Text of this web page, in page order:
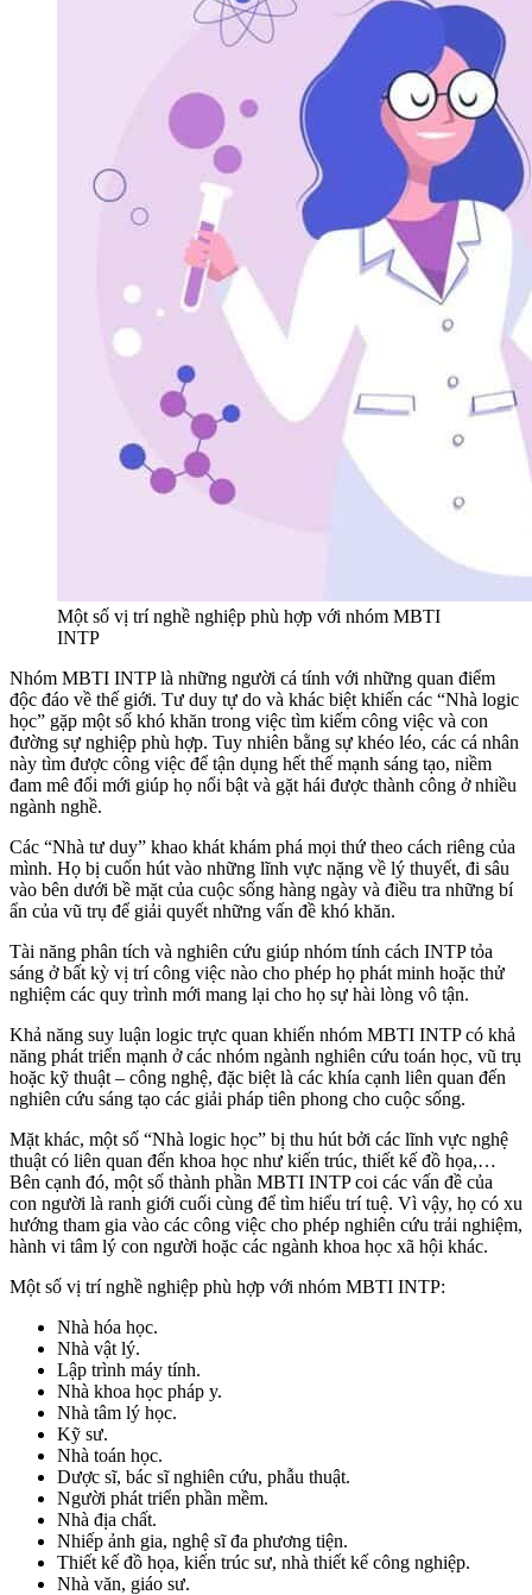
Một số vị trí nghề nghiệp phù hợp với nhóm MBTI
INTP
Nhóm MBTI INTP là những người cá tính với những quan điểm
độc đáo về thế giới. Tư duy tự do và khác biệt khiến các “Nhà logic
học” gặp một số khó khăn trong việc tìm kiếm công việc và con
đường sự nghiệp phù hợp. Tuy nhiên bằng sự khéo léo, các cá nhân
này tìm được công việc để tận dụng hết thế mạnh sáng tạo, niềm
đam mê đổi mới giúp họ nổi bật và gặt hái được thành công ở nhiều
ngành nghề.
Các “Nhà tư duy” khao khát khám phá mọi thứ theo cách riêng của
mình. Họ bị cuốn hút vào những lĩnh vực nặng về lý thuyết, đi sâu
vào bên dưới bề mặt của cuộc sống hàng ngày và điều tra những bí
ẩn của vũ trụ để giải quyết những vấn đề khó khăn.
Tài năng phân tích và nghiên cứu giúp nhóm tính cách INTP tỏa
sáng ở bất kỳ vị trí công việc nào cho phép họ phát minh hoặc thử
nghiệm các quy trình mới mang lại cho họ sự hài lòng vô tận.
Khả năng suy luận logic trực quan khiến nhóm MBTI INTP có khả
năng phát triển mạnh ở các nhóm ngành nghiên cứu toán học, vũ trụ
hoặc kỹ thuật – công nghệ, đặc biệt là các khía cạnh liên quan đến
nghiên cứu sáng tạo các giải pháp tiên phong cho cuộc sống.
Mặt khác, một số “Nhà logic học” bị thu hút bởi các lĩnh vực nghệ
thuật có liên quan đến khoa học như kiến ​​trúc, thiết kế đồ họa,…
Bên cạnh đó, một số thành phần MBTI INTP coi các vấn đề của
con người là ranh giới cuối cùng để tìm hiểu trí tuệ. Vì vậy, họ có xu
hướng tham gia vào các công việc cho phép nghiên cứu trải nghiệm,
hành vi tâm lý con người hoặc các ngành khoa học xã hội khác.
Một số vị trí nghề nghiệp phù hợp với nhóm MBTI INTP:
Nhà hóa học.
Nhà vật lý.
Lập trình máy tính.
Nhà khoa học pháp y.
Nhà tâm lý học.
Kỹ sư.
Nhà toán học.
Dược sĩ, bác sĩ nghiên cứu, phẫu thuật.
Người phát triển phần mềm.
Nhà địa chất.
Nhiếp ảnh gia, nghệ sĩ đa phương tiện.
Thiết kế đồ họa, kiến trúc sư, nhà thiết kế công nghiệp.
Nhà văn, giáo sư.